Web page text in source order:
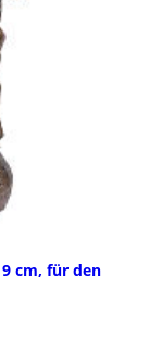
cm, für den